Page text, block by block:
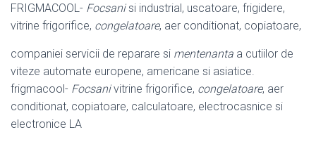
FRIGMACOOL- Focsanisi industrial, uscatoare, frigidere,
vitrine frigorifice, congelatoare, aer conditionat, copiatoare,
companiei servicii de reparare si mentenanta a cutiilor de
viteze automate europene, americane si asiatice.
frigmacool- Focsanivitrine frigorifice, congelatoare, aer
conditionat, copiatoare, calculatoare, electrocasnice si
electronice LA